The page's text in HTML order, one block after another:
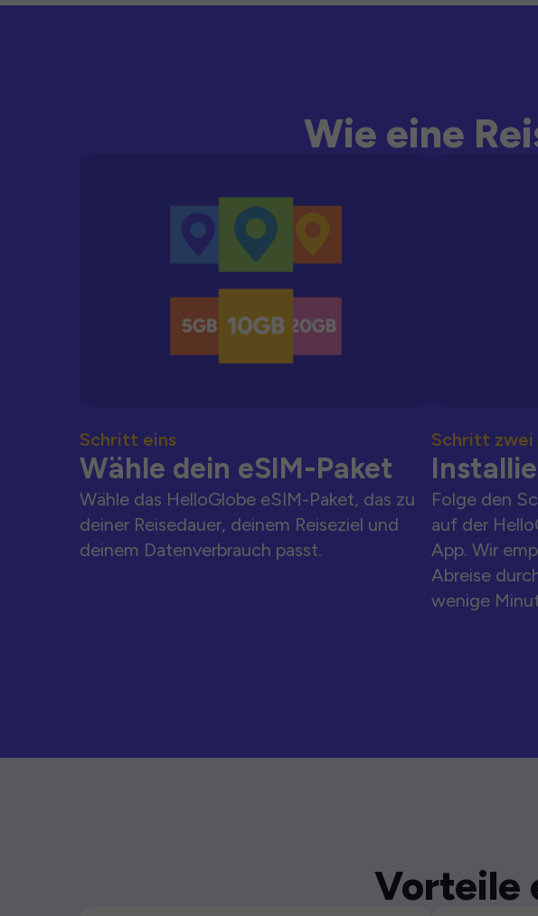
Wie eine
Schritt eins
Wähle dein eSIM-Paket
Wähle das HelloGlobe eSIM-Paket, das zu
deiner Reisedauer, deinem Reiseziel und
deinem Datenverbrauch passt.
Schritt zwei
Folge den
auf der
App. Wir
Abreise
wenige
Vorteile